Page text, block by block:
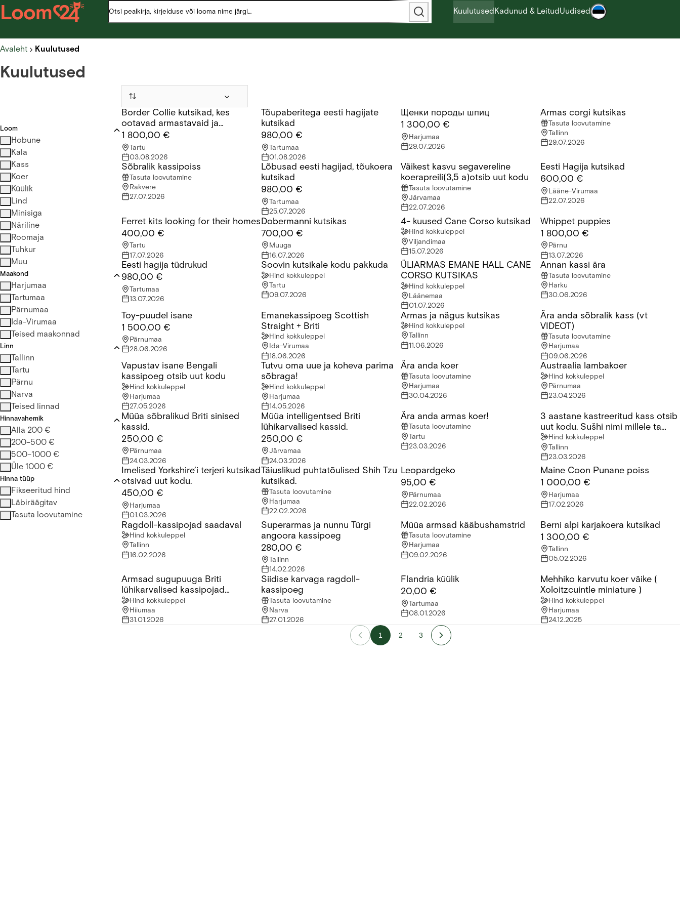
KuulutusedKadunud & LeitudUudised
Avaleht Kuulutused
Kuulutused
Loom
Hobune
Kala
Kass
Koer
Küülik
Lind
Minisiga
Näriline
Roomaja
Tuhkur
Muu
Maakond
Harjumaa
Tartumaa
Pärnumaa
Ida-Virumaa
Teised maakonnad
Linn
Tallinn
Tartu
Pärnu
Narva
Teised linnad
Hinnavahemik
Alla 200 €
200–500 €
500–1000 €
Üle 1000 €
Hinna tüüp
Fikseeritud hind
Läbiräägitav
Tasuta loovutamine
Border Collie kutsikad, kes ootavad armastavaid ja vastutustundlikke peresid.
Border Collie kutsikad, kes
ootavad armastavaid ja
vastutustundlikke peresid.
1 800,00 €
Tartu
03.08.2026
Tõupaberitega eesti hagijate kutsikad
Tõupaberitega eesti hagijate
kutsikad
980,00 €
Tartumaa
01.08.2026
Щенки породы шпиц
Щенки породы шпиц
1 300,00 €
Harjumaa
29.07.2026
Armas corgi kutsikas
Armas corgi kutsikas
Tasuta loovutamine
Tallinn
29.07.2026
Sõbralik kassipoiss
Sõbralik kassipoiss
Tasuta loovutamine
Rakvere
27.07.2026
Lõbusad eesti hagijad, tõukoera kutsikad
Lõbusad eesti hagijad, tõukoera
kutsikad
980,00 €
Tartumaa
25.07.2026
Väikest kasvu segavereline koerapreili(3,5 a)otsib uut kodu
Väikest kasvu segavereline
koerapreili(3,5 a)otsib uut kodu
Tasuta loovutamine
Järvamaa
22.07.2026
Eesti Hagija kutsikad
Eesti Hagija kutsikad
600,00 €
Lääne-Virumaa
22.07.2026
Ferret kits looking for their homes
Ferret kits looking for their homes
400,00 €
Tartu
17.07.2026
Dobermanni kutsikas
Dobermanni kutsikas
700,00 €
Muuga
16.07.2026
4- kuused Cane Corso kutsikad
4- kuused Cane Corso kutsikad
Hind kokkuleppel
Viljandimaa
15.07.2026
Whippet puppies
Whippet puppies
1 800,00 €
Pärnu
13.07.2026
Eesti hagija tüdrukud
Eesti hagija tüdrukud
980,00 €
Tartumaa
13.07.2026
Soovin kutsikale kodu pakkuda
Soovin kutsikale kodu pakkuda
Hind kokkuleppel
Tartu
09.07.2026
ÜLIARMAS EMANE HALL CANE CORSO KUTSIKAS
ÜLIARMAS EMANE HALL CANE
CORSO KUTSIKAS
Hind kokkuleppel
Läänemaa
01.07.2026
Annan kassi ära
Annan kassi ära
Tasuta loovutamine
Harku
30.06.2026
Toy-puudel isane
Toy-puudel isane
1 500,00 €
Pärnumaa
28.06.2026
Emanekassipoeg Scottish Straight + Briti
Emanekassipoeg Scottish
Straight + Briti
Hind kokkuleppel
Ida-Virumaa
18.06.2026
Armas ja nägus kutsikas
Armas ja nägus kutsikas
Hind kokkuleppel
Tallinn
11.06.2026
Ära anda sõbralik kass (vt VIDEOT)
Ära anda sõbralik kass (vt
VIDEOT)
Tasuta loovutamine
Harjumaa
09.06.2026
Vapustav isane Bengali kassipoeg otsib uut kodu
Vapustav isane Bengali
kassipoeg otsib uut kodu
Hind kokkuleppel
Harjumaa
27.05.2026
Tutvu oma uue ja koheva parima sõbraga!
Tutvu oma uue ja koheva parima
sõbraga!
Hind kokkuleppel
Harjumaa
14.05.2026
Ära anda koer
Ära anda koer
Tasuta loovutamine
Harjumaa
30.04.2026
Austraalia lambakoer
Austraalia lambakoer
Hind kokkuleppel
Pärnumaa
23.04.2026
Müüa sõbralikud Briti sinised kassid.
Müüa sõbralikud Briti sinised
kassid.
250,00 €
Pärnumaa
24.03.2026
Müüa intelligentsed Briti lühikarvalised kassid.
Müüa intelligentsed Briti
lühikarvalised kassid.
250,00 €
Järvamaa
24.03.2026
Ära anda armas koer!
Ära anda armas koer!
Tasuta loovutamine
Tartu
23.03.2026
3 aastane kastreeritud kass otsib uut
3 aastane kastreeritud kass otsib
uut kodu. Sušhi nimi millele ta
reageerib
Hind kokkuleppel
Tallinn
23.03.2026
Imelised Yorkshire’i terjeri kutsikad otsivad uut kodu.
Imelised Yorkshire’i terjeri kutsikad
otsivad uut kodu.
450,00 €
Harjumaa
01.03.2026
Täiuslikud puhtatõulised Shih Tzu kutsikad.
Täiuslikud puhtatõulised Shih Tzu
kutsikad.
Tasuta loovutamine
Harjumaa
22.02.2026
Leopardgeko
Leopardgeko
95,00 €
Pärnumaa
22.02.2026
Maine Coon Punane poiss
Maine Coon Punane poiss
1 000,00 €
Harjumaa
17.02.2026
Ragdoll-kassipojad saadaval
Ragdoll-kassipojad saadaval
Hind kokkuleppel
Tallinn
16.02.2026
Superarmas ja nunnu Türgi angoora kassipoeg
Superarmas ja nunnu Türgi
angoora kassipoeg
280,00 €
Tallinn
14.02.2026
​Müüa armsad kääbushamstrid
​Müüa armsad kääbushamstrid
Tasuta loovutamine
Harjumaa
09.02.2026
Berni alpi karjakoera kutsikad
Berni alpi karjakoera kutsikad
1 300,00 €
Tallinn
05.02.2026
Armsad sugupuuga Briti lühikarvalised kassipojad saadaval!
Armsad sugupuuga Briti
lühikarvalised kassipojad
saadaval!
Hind kokkuleppel
Hiiumaa
31.01.2026
Siidise karvaga ragdoll-kassipoeg
Siidise karvaga ragdoll-
kassipoeg
Tasuta loovutamine
Narva
27.01.2026
Flandria küülik
Flandria küülik
20,00 €
Tartumaa
08.01.2026
Mehhiko karvutu koer väike (
Mehhiko karvutu koer väike (
Xoloitzcuintle miniature )
Hind kokkuleppel
Harjumaa
24.12.2025
1 2 3